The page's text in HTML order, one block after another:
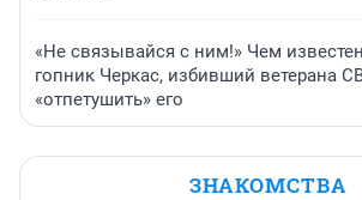
«Не связывайся с ним!» Чем
гопник Черкас, избивший ветерана
«отпетушить» его
ЗНАКОМСТВА